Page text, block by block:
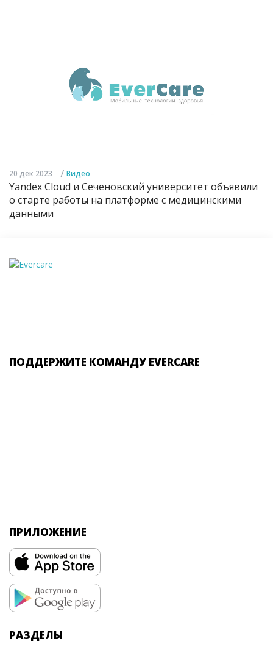
20 дек 2023 / Видео
Yandex Cloud и Сеченовский университет объявили
о старте работы на платформе с медицинскими
данными
ПОДДЕРЖИТЕ КОМАНДУ EVERCARE
ПРИЛОЖЕНИЕ
РАЗДЕЛЫ